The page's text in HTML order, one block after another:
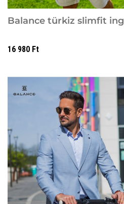
Balance türkiz slimfit ing
16 980 Ft